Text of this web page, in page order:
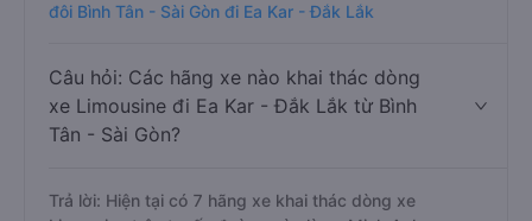
đôi Bình Tân - Sài Gòn đi Ea Kar - Đắk Lắk
Câu hỏi: Các hãng xe nào khai thác dòng
xe Limousine đi Ea Kar - Đắk Lắk từ Bình
Tân - Sài Gòn?
Trả lời: Hiện tại có 7 hãng xe khai thác dòng xe